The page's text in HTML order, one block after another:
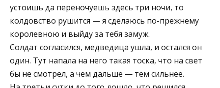
устоишь да переночуешь здесь три ночи, то
колдовство рушится — я сделаюсь по-прежнему
королевною и выйду за тебя замуж.
Солдат согласился, медведица ушла, и остался он
один. Тут напала на него такая тоска, что на свет
бы не смотрел, а чем дальше — тем сильнее.